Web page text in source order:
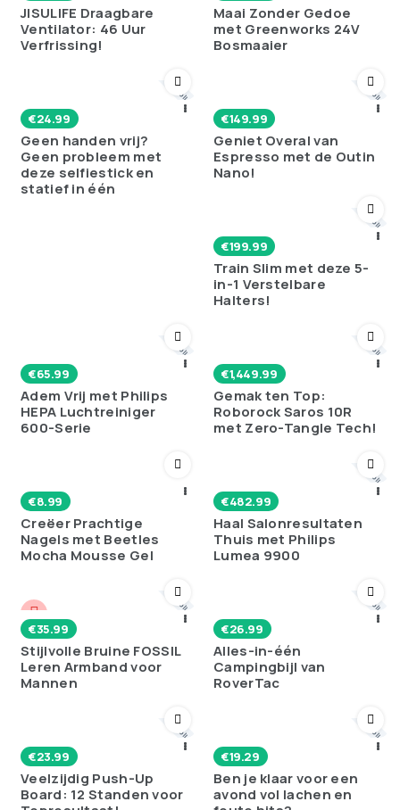
JISULIFE Draagbare
Ventilator: 46 Uur
Verfrissing!
Maai Zonder Gedoe
met Greenworks 24V
Bosmaaier
Poll
€24.99
Geen handen vrij?
Geen probleem met
deze selfiestick en
statief in één
Poll
€149.99
Geniet Overal van
Espresso met de Outin
Nano!
Poll
€199.99
Train Slim met deze 5-
in-1 Verstelbare
Halters!
Poll
€65.99
Adem Vrij met Philips
HEPA Luchtreiniger
600-Serie
Poll
€1,449.99
Gemak ten Top:
Roborock Saros 10R
met Zero-Tangle Tech!
€8.99
Creëer Prachtige
Nagels met Beetles
Mocha Mousse Gel
Poll
€482.99
Haal Salonresultaten
Thuis met Philips
Lumea 9900
Poll
€35.99
Stijlvolle Bruine FOSSIL
Leren Armband voor
Mannen
Poll
€26.99
Alles-in-één
Campingbijl van
RoverTac
Poll
€23.99
Veelzijdig Push-Up
Board: 12 Standen voor
Poll
€19.29
Ben je klaar voor een
avond vol lachen en